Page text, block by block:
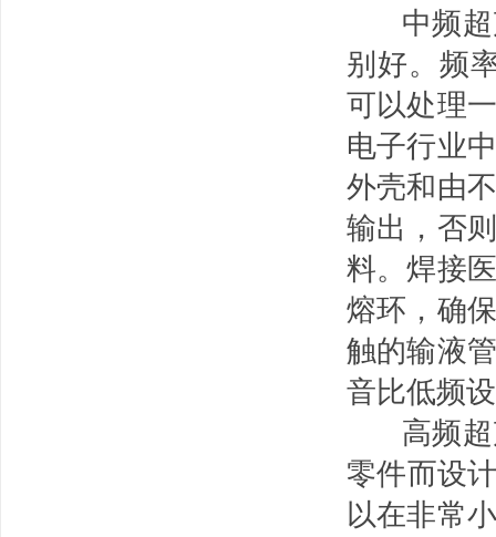
中频超
别好。频
可以处理
电子行业
外壳和由
输出，否
料。焊接
熔环，确
触的输液
音比低频
高频超
零件而设
以在非常